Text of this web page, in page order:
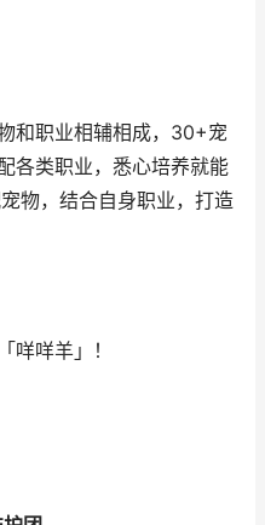
职业相辅相成，30+宠
各类职业，悉心培养就能
物，结合自身职业，打造
咩咩羊」！